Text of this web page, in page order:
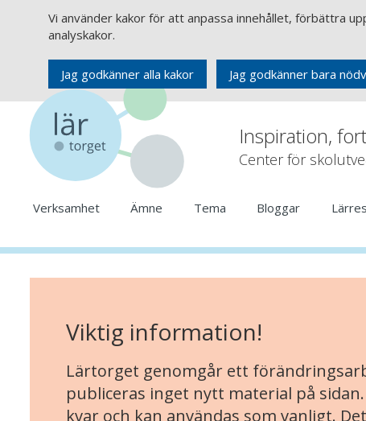
Vi använder kakor för att anpassa innehållet, förbättra
analyskakor.
Jag godkänner alla kakor Jag godkänner bara
Inspiration,
Center för
Verksamhet Ämne Tema Bloggar
Viktig information!
Lärtorget genomgår ett
publiceras inget nytt material på
kvar och kan användas som vanligt.